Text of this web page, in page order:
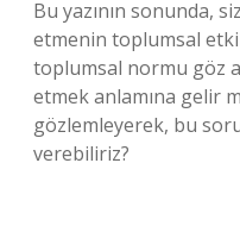
Bu yazının sonunda,
etmenin toplumsal
toplumsal normu göz
etmek anlamına gelir
gözlemleyerek, bu
verebiliriz?